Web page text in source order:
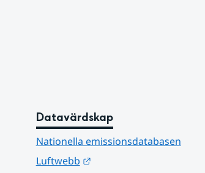
Datavärdskap
Nationella emissionsdatabasen
Luftwebb
Länk till annan webbplats.